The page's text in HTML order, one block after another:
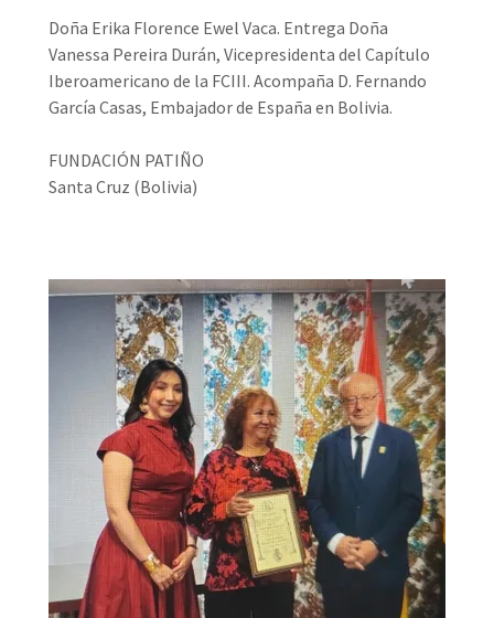
Doña Erika Florence Ewel Vaca. Entrega Doña
Vanessa Pereira Durán, Vicepresidenta del Capítulo
Iberoamericano de la FCIII. Acompaña D. Fernando
García Casas, Embajador de España en Bolivia.
FUNDACIÓN PATIÑO
Santa Cruz (Bolivia)